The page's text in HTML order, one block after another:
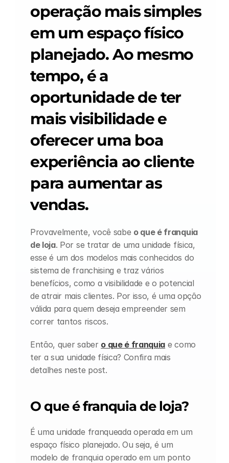
COMMUNITY
Events
Experts
About
operação mais simples
em um espaço físico
planejado. Ao mesmo
tempo, é a
oportunidade de ter
mais visibilidade e
oferecer uma boa
experiência ao cliente
para aumentar as
vendas.
Provavelmente, você sabe o que é franquia
de loja. Por se tratar de uma unidade física,
esse é um dos modelos mais conhecidos do
sistema de franchising e traz vários
benefícios, como a visibilidade e o potencial
de atrair mais clientes. Por isso, é uma opção
válida para quem deseja empreender sem
correr tantos riscos.
Então, quer saber o que é franquia e como
ter a sua unidade física? Confira mais
detalhes neste post.
O que é franquia de loja?
É uma unidade franqueada operada em um
espaço físico planejado. Ou seja, é um
modelo de franquia operado em um ponto